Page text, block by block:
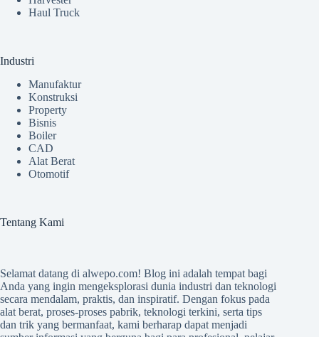
Haul Truck
Industri
Manufaktur
Konstruksi
Property
Bisnis
Boiler
CAD
Alat Berat
Otomotif
Tentang Kami
Selamat datang di alwepo.com! Blog ini adalah tempat bagi
Anda yang ingin mengeksplorasi dunia industri dan teknologi
secara mendalam, praktis, dan inspiratif. Dengan fokus pada
alat berat, proses-proses pabrik, teknologi terkini, serta tips
dan trik yang bermanfaat, kami berharap dapat menjadi